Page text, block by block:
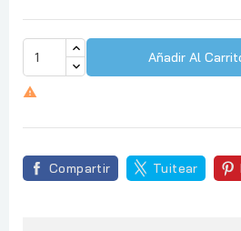
Añadir Al

Compartir Tuitear